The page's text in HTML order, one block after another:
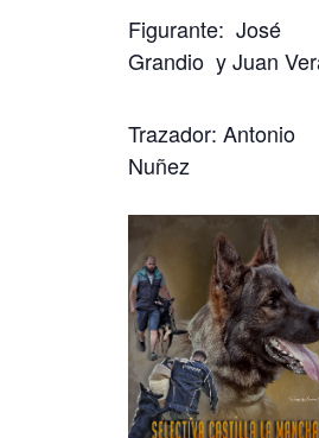
Figurante: José
Grandio y Juan
Trazador: Antonio
Nuñez